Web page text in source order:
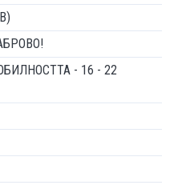
- 16 - 22